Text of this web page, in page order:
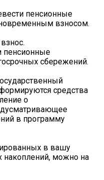
пенсионные
взносом.
пенсионные
сбережений.
средства
о
в программу
в вашу
накоплений, можно на